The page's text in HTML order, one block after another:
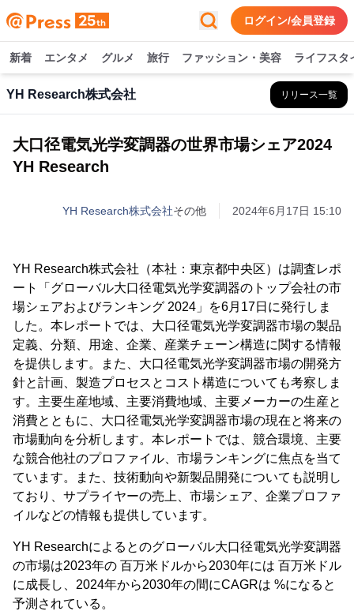
ログイン/会員登録
新着 エンタメ グルメ 旅行 ファッション・美容 ライフスタ
YH Research株式会社 リリース一覧
大口径電気光学変調器の世界市場シェア2024
YH Research
YH Research株式会社その他 2024年6月17日 15:10
YH Research株式会社（本社：東京都中央区）は調査レポ
ート「グローバル大口径電気光学変調器のトップ会社の市
場シェアおよびランキング 2024」を6月17日に発行しま
した。本レポートでは、大口径電気光学変調器市場の製品
定義、分類、用途、企業、産業チェーン構造に関する情報
を提供します。また、大口径電気光学変調器市場の開発方
針と計画、製造プロセスとコスト構造についても考察しま
す。主要生産地域、主要消費地域、主要メーカーの生産と
消費とともに、大口径電気光学変調器市場の現在と将来の
市場動向を分析します。本レポートでは、競合環境、主要
な競合他社のプロファイル、市場ランキングに焦点を当て
ています。また、技術動向や新製品開発についても説明し
ており、サプライヤーの売上、市場シェア、企業プロファ
イルなどの情報も提供しています。
YH Researchによるとのグローバル大口径電気光学変調器
の市場は2023年の 百万米ドルから2030年には 百万米ドル
に成長し、2024年から2030年の間にCAGRは %になると
予測されている。